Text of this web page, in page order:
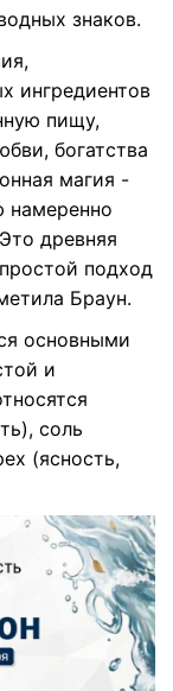
знаков.
ингредиентов
пищу,
богатства
магия -
намеренно
древняя
подход
Браун.
основными
и
соль
(ясность,